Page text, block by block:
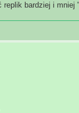
replik bardziej i mniej